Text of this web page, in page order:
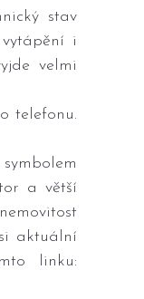
stav
i
velmi
telefonu.
a větší
aktuální